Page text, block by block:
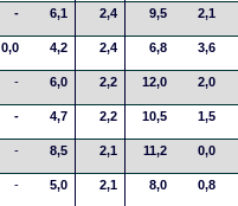
- 6,1 2,4 9,5 2,1
0,0 4,2 2,4 6,8 3,6
- 6,0 2,2 12,0 2,0
- 4,7 2,2 10,5 1,5
- 8,5 2,1 11,2 0,0
- 5,0 2,1 8,0 0,8